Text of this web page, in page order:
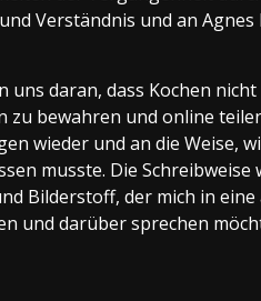
Verständnis und an
uns daran, dass Kochen
bewahren und online
wieder und an die Weise,
musste. Die
Bilderstoff, der mich in
und darüber sprechen